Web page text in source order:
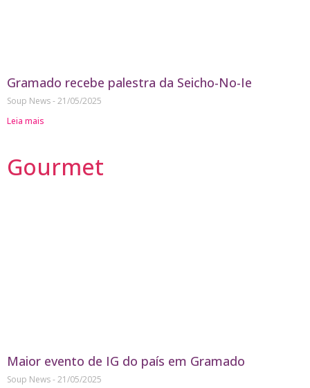
Gramado recebe palestra da Seicho-No-Ie
Soup News 21/05/2025
Leia mais
Gourmet
Maior evento de IG do país em Gramado
Soup News 21/05/2025